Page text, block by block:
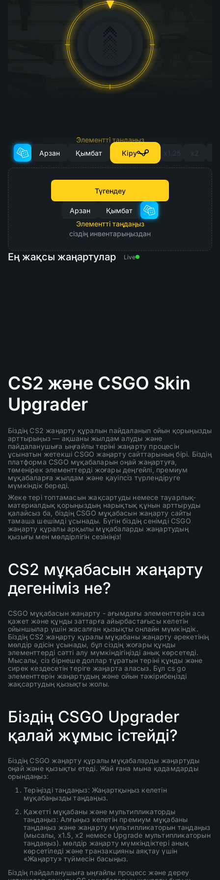
Элементті таңдаңыз
жаңарту үшін
Арзан Қымбат Кіру x1.25 x2
Түгендеу
Арзан
Қымбат
Элементті таңдаңыз
сіздің инвентарыңыздан
Ең жақсы жаңартулар Live
CS2 және CSGO Skin
Upgrader
Біздің CS2 жаңарту құралын пайдаланып ойын қорыңызды
арттырыңыз — ақшаны жылдам алуды және
пайдаланушыға ыңғайлы теріні жаңарту процесін
ұсынатын жетекші CSGO жаңарту сайттарының бірі. Біздің
платформа CSGO мұқабаларын оңай жаңартуға,
төменірек элементтерді жоғары деңгейлі, премиум
мұқабаларға жылдам және қауіпсіз түрлендіруге
мүмкіндік береді.
Жеке тері топтамасын жақсартуды немесе тауарлық-
материалдық қорыңыздың нарықтық құнын арттыруды
қалайсыз ба, біздің CSGO мұқабасын жаңарту сайты
тамаша шешімді ұсынады. Бүгін біздің сенімді CSGO
жаңарту құралы арқылы мұқабаларды жаңартудың
қызығы мен мөлдірлігін сезініңіз!
CS2 мұқабасын жаңарту
дегеніміз не?
CSGO мұқабасын жаңарту - ағымдағы элементтерін аса
қажет және құнды заттарға айырбастағысы келетін
ойыншылар үшін жасалған қызықты онлайн мүмкіндік.
Біздің CS2 жаңарту құралы мұқабаны жаңарту әрекетінің
мөлдір әдісін ұсынады, бұл сіздің жоғары құнды
элементтерді сәтті алу мүмкіндігіңізді анық көрсетеді.
Мысалы, сіз бірнеше доллар тұратын теріні құнды және
сирек кездесетін теріге жаңарта аласыз. Бұл cs go
элементтерін жаңартудың және ойын тәжірибеңізді
жақсартудың қызықты жолы.
Біздің CSGO Upgrader
қалай жұмыс істейді?
Біздің CSGO жаңарту құралы мұқабаларды жаңартуды
оңай және қызықты етеді. Жай ғана мына қадамдарды
орындаңыз:
Теріңізді таңдаңыз: Жаңартқыңыз келетін
мұқабаңызды таңдаңыз.
Қажетті мұқабаны және мультипликаторды
таңдаңыз: Алғыңыз келетін премиум мұқабаны
таңдаңыз және жаңарту мультипликаторын таңдаңыз
(мысалы, x1.5, x2 немесе Upgrade мультипликаторын
таңдаңыз). мөлдір жаңарту мүмкіндіктері анық
көрсетіледі және транзакцияны аяқтау үшін
«Жаңарту» түймесін басыңыз.
Біздің пайдаланушыға ыңғайлы процесс және дереу